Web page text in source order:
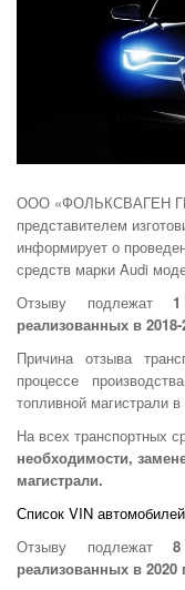
ООО «ФОЛЬКСВАГЕН
представителем
информирует о
средств марки Audi
Отзыву подлежат
реализованных в 2018-
Причина отзыва
процессе
топливной магистрали
На всех транспортных
необходимости,
магистрали.
Список VIN
Отзыву подлежат
реализованных в 2020